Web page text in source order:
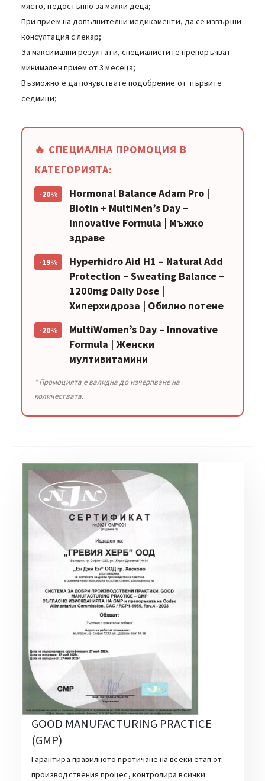
място, недостъпно за малки деца;
При прием на допълнителни медикаменти, да се извърши
консултация с лекар;
За максимални резултати, специалистите препоръчват
минимален прием от 3 месеца;
Възможно е да почувствате подобрение от първите
седмици;
🔥 СПЕЦИАЛНА ПРОМОЦИЯ В
КАТЕГОРИЯТА:
-20%
Hormonal Balance Adam Pro |
Biotin + MultiMen’s Day –
Innovative Formula | Мъжко
здраве
-19%
Hyperhidro Aid H1 – Natural Add
Protection – Sweating Balance –
1200mg Daily Dose |
Хиперхидроза | Обилно потене
-20%
MultiWomen’s Day – Innovative
Formula | Женски
мултивитамини
* Промоцията е валидна до изчерпване на
количествата.
GOOD MANUFACTURING PRACTICE
(GMP)
Гарантира правилното протичане на всеки етап от
производствения процес, контролира всички